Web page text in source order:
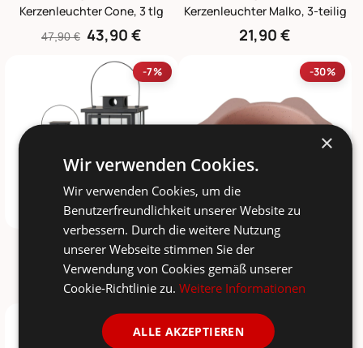
Kerzenleuchter Cone, 3 tlg
47,90 € 43,90 €
Kerzenleuchter Malko, 3-teilig
21,90 €
-7%
BOLTZE
Metall Laternen Arizona
139,00 € 129,00 €
-30%
BOLTZE
9,90 € 6,90 €
×
Wir verwenden Cookies.
Wir verwenden Cookies, um die
Benutzerfreundlichkeit unserer Website zu
verbessern. Durch die weitere Nutzung
unserer Webseite stimmen Sie der
Verwendung von Cookies gemäß unserer
Cookie-Richtlinie zu. Weitere Informationen
ALLE AKZEPTIEREN